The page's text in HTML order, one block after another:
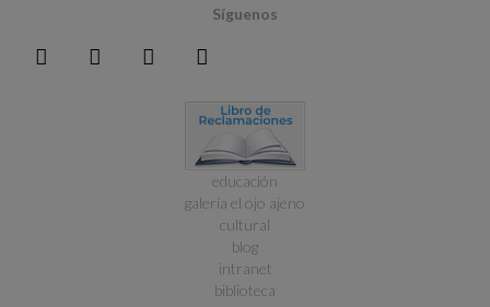
Síguenos
educación
galería el ojo ajeno
cultural
blog
intranet
biblioteca